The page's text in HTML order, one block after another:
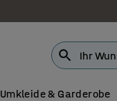
Umkleide & Garderobe